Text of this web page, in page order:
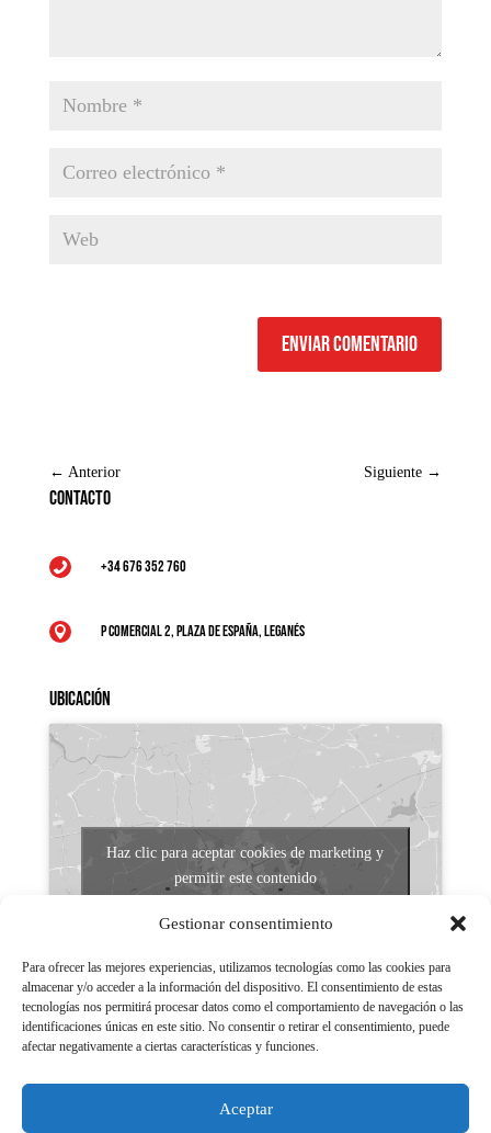
Gestionar consentimiento
Para ofrecer las mejores experiencias, utilizamos tecnologías como las cookies para
almacenar y/o acceder a la información del dispositivo. El consentimiento de estas
tecnologías nos permitirá procesar datos como el comportamiento de navegación o las
identificaciones únicas en este sitio. No consentir o retirar el consentimiento, puede
afectar negativamente a ciertas características y funciones.
Aceptar
Enviar comentario
← Anterior Siguiente →
Contacto
 +34 676 352 760
 P Comercial 2, Plaza de España, Leganés
Ubicación
Haz clic para aceptar cookies de marketing y
permitir este contenido
Aviso legal